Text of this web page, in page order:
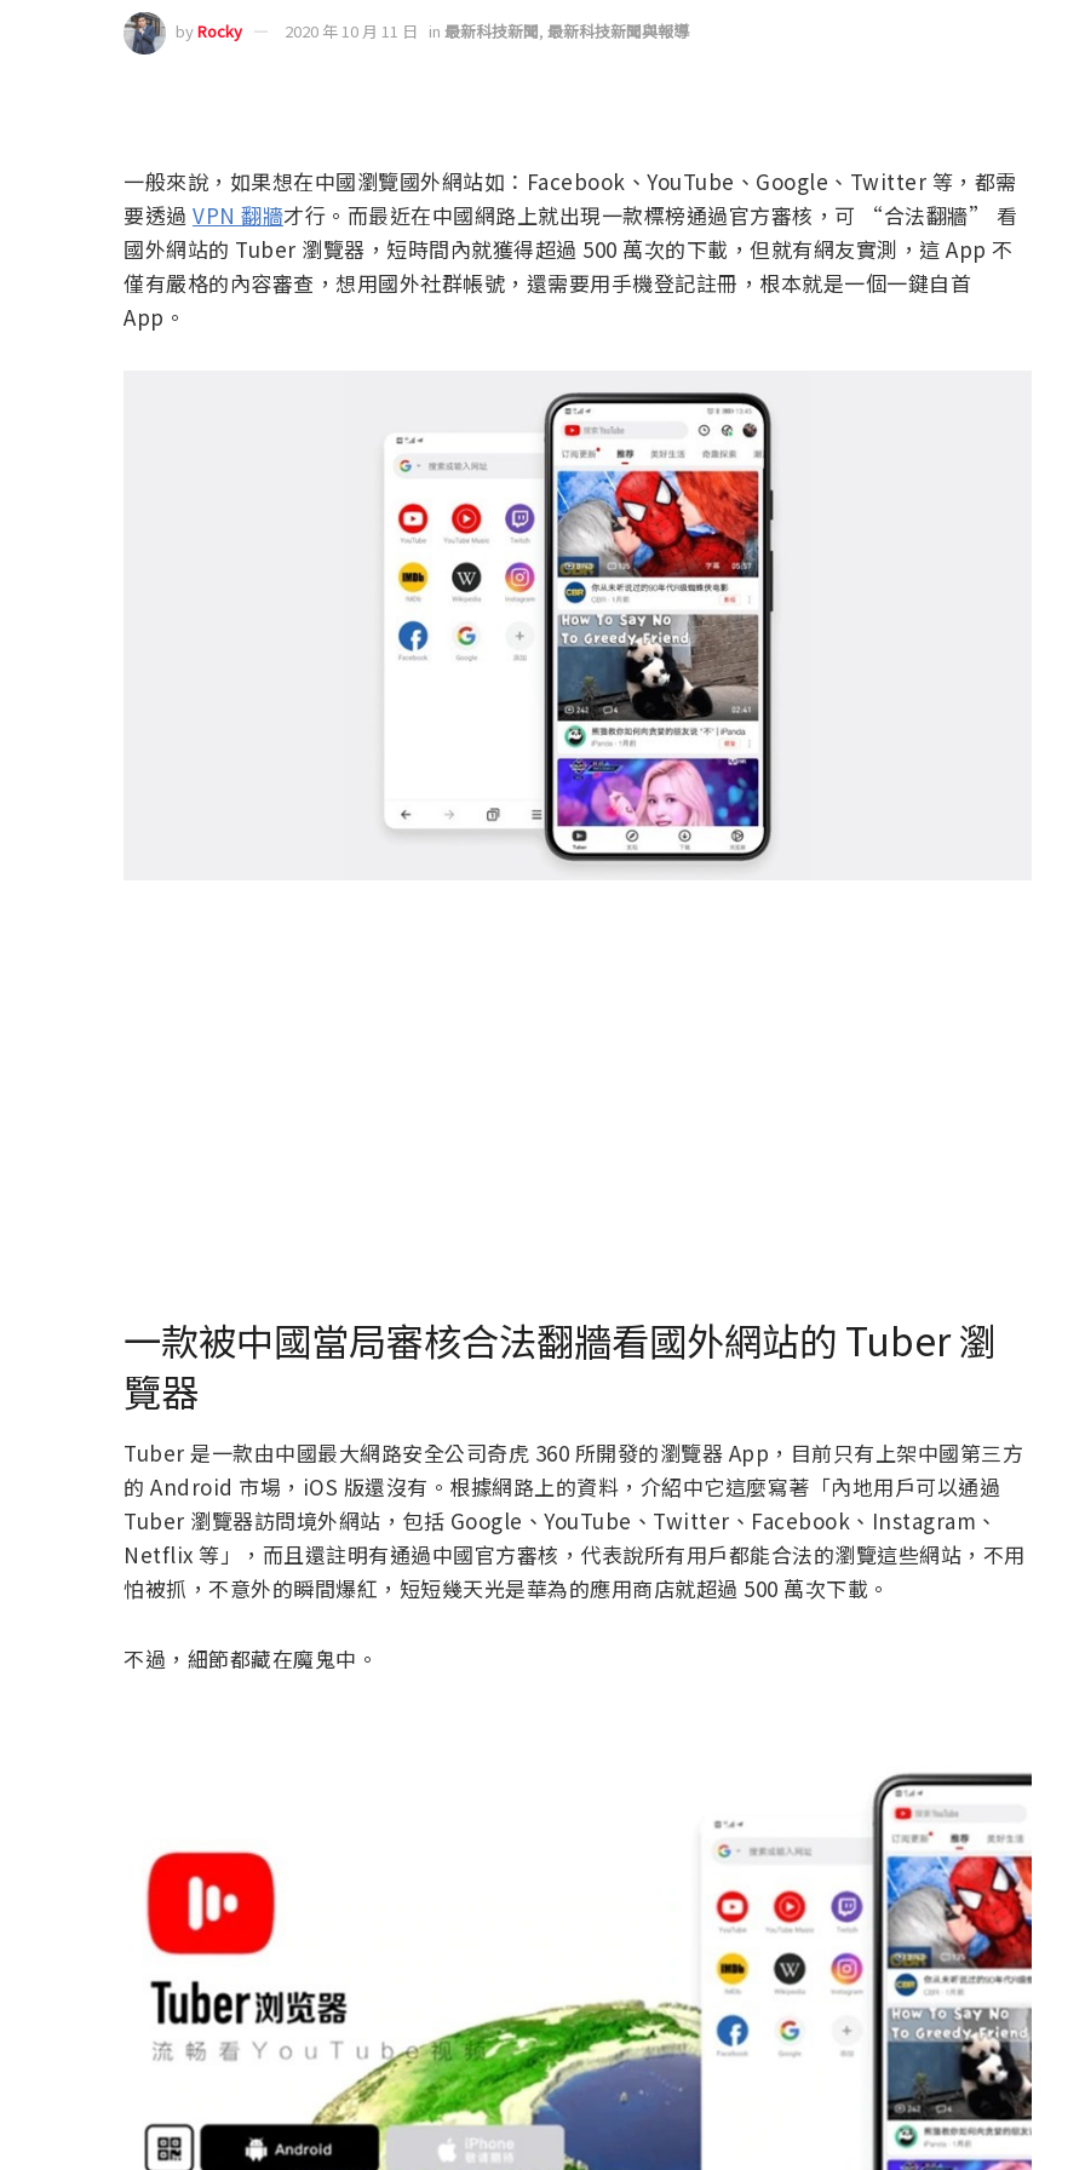
byRocky 2020 年 10 月 11 日 in 最新科技新聞, 最新科技新聞與報導
一般來說，如果想在中國瀏覽國外網站如：Facebook、YouTube、Google、Twitter 等，都需
要透過 VPN 翻牆才行。而最近在中國網路上就出現一款標榜通過官方審核，可 “合法翻牆” 看
國外網站的 Tuber 瀏覽器，短時間內就獲得超過 500 萬次的下載，但就有網友實測，這 App 不
僅有嚴格的內容審查，想用國外社群帳號，還需要用手機登記註冊，根本就是一個一鍵自首
App。
一款被中國當局審核合法翻牆看國外網站的 Tuber 瀏
覽器
Tuber 是一款由中國最大網路安全公司奇虎 360 所開發的瀏覽器 App，目前只有上架中國第三方
的 Android 市場，iOS 版還沒有。根據網路上的資料，介紹中它這麼寫著「內地用戶可以通過
Tuber 瀏覽器訪問境外網站，包括 Google、YouTube、Twitter、Facebook、Instagram、
Netflix 等」，而且還註明有通過中國官方審核，代表說所有用戶都能合法的瀏覽這些網站，不用
怕被抓，不意外的瞬間爆紅，短短幾天光是華為的應用商店就超過 500 萬次下載。
不過，細節都藏在魔鬼中。